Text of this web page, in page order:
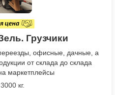
Грузчики
офисные, дачные, а
от склада до склада
маркетплейсы
кг.